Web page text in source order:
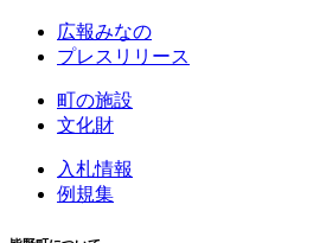
広報みなの
プレスリリース
町の施設
文化財
入札情報
例規集